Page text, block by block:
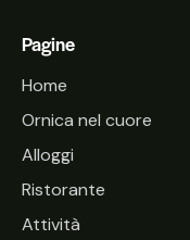
Pagine
Home
Ornica nel cuore
Alloggi
Ristorante
Attività